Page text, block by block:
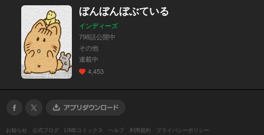
ぼんぼんぼぶている
インディーズ
798話公開中
その他
連載中
4,453
お知らせ 公式ブログ LINEコミックス ヘルプ 利用規約 プライバシーポリシー